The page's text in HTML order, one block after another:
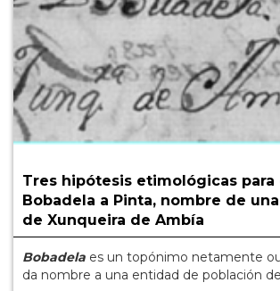
Tres hipótesis etimológicas
Bobadela a Pinta, nombre de
de Xunqueira de Ambía
Bobadela es un topónimo netamente
da nombre a una entidad de población